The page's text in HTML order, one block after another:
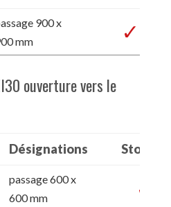
900 x
mm
ouverture vers le
Désignations Stock13
passage 600 x
600 mm